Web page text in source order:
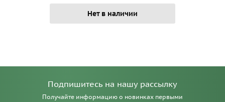
Нет в наличии
Подпишитесь на нашу рассылку
Получайте информацию о новинках первыми